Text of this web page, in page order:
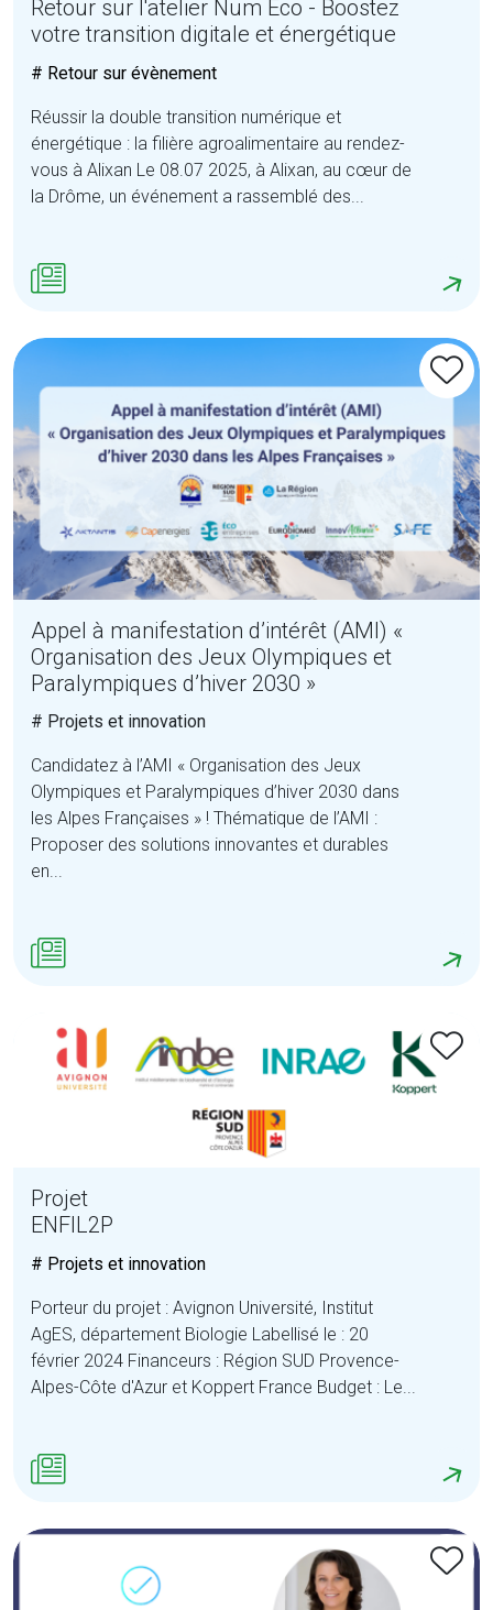
Retour sur l'atelier Num Eco - Boostez
votre transition digitale et énergétique
# Retour sur évènement
Réussir la double transition numérique et
énergétique : la filière agroalimentaire au rendez-
vous à Alixan Le 08.07 2025, à Alixan, au cœur de
la Drôme, un événement a rassemblé des...
Appel à manifestation d’intérêt (AMI) «
Organisation des Jeux Olympiques et
Paralympiques d’hiver 2030 »
# Projets et innovation
Candidatez à l’AMI « Organisation des Jeux
Olympiques et Paralympiques d’hiver 2030 dans
les Alpes Françaises » ! Thématique de l’AMI :
Proposer des solutions innovantes et durables
en...
Projet
ENFIL2P
# Projets et innovation
Porteur du projet : Avignon Université, Institut
AgES, département Biologie Labellisé le : 20
février 2024 Financeurs : Région SUD Provence-
Alpes-Côte d'Azur et Koppert France Budget : Le...